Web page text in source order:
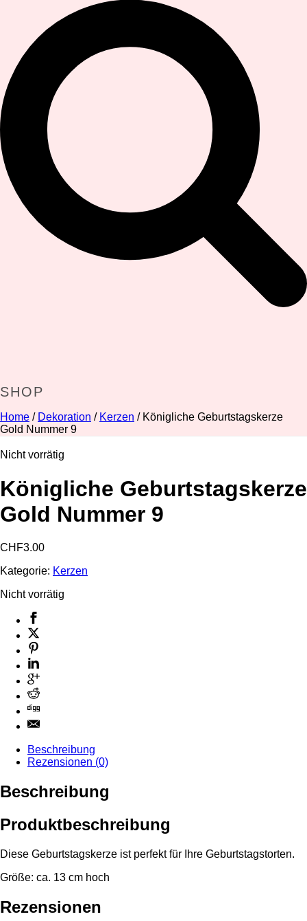
SHOP
Home / Dekoration / Kerzen / Königliche Geburtstagskerze
Gold Nummer 9
Nicht vorrätig
Königliche Geburtstagskerze
Gold Nummer 9
CHF3.00
Kategorie: Kerzen
Nicht vorrätig
Beschreibung
Rezensionen (0)
Beschreibung
Produktbeschreibung
Diese Geburtstagskerze ist perfekt für Ihre Geburtstagstorten.
Größe: ca. 13 cm hoch
Rezensionen